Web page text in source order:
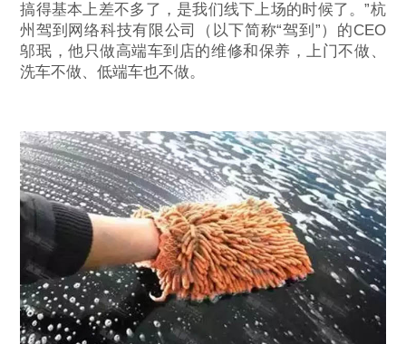
搞得基本上差不多了，是我们线下上场的时候了。”杭
州驾到网络科技有限公司（以下简称“驾到”）的CEO
邬珉，他只做高端车到店的维修和保养，上门不做、
洗车不做、低端车也不做。